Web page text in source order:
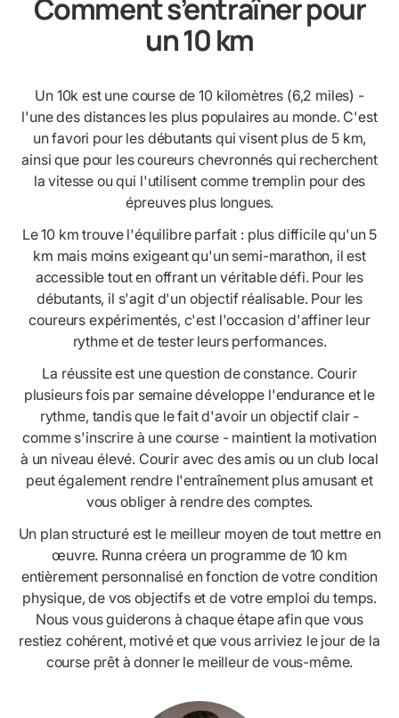
Comment s’entraîner pour
un 10 km
Un 10k est une course de 10 kilomètres (6,2 miles) -
l'une des distances les plus populaires au monde. C'est
un favori pour les débutants qui visent plus de 5 km,
ainsi que pour les coureurs chevronnés qui recherchent
la vitesse ou qui l'utilisent comme tremplin pour des
épreuves plus longues.
Le 10 km trouve l'équilibre parfait : plus difficile qu'un 5
km mais moins exigeant qu'un semi-marathon, il est
accessible tout en offrant un véritable défi. Pour les
débutants, il s'agit d'un objectif réalisable. Pour les
coureurs expérimentés, c'est l'occasion d'affiner leur
rythme et de tester leurs performances.
La réussite est une question de constance. Courir
plusieurs fois par semaine développe l'endurance et le
rythme, tandis que le fait d'avoir un objectif clair -
comme s'inscrire à une course - maintient la motivation
à un niveau élevé. Courir avec des amis ou un club local
peut également rendre l'entraînement plus amusant et
vous obliger à rendre des comptes.
Un plan structuré est le meilleur moyen de tout mettre en
œuvre. Runna créera un programme de 10 km
entièrement personnalisé en fonction de votre condition
physique, de vos objectifs et de votre emploi du temps.
Nous vous guiderons à chaque étape afin que vous
restiez cohérent, motivé et que vous arriviez le jour de la
course prêt à donner le meilleur de vous-même.